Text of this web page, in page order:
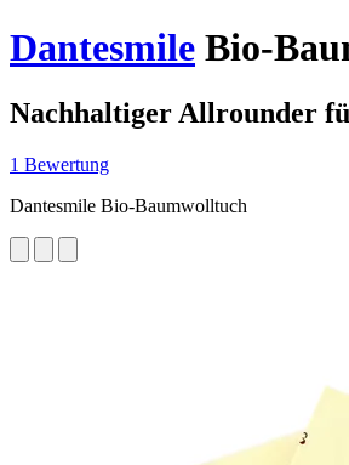
Dantesmile Bio-
Nachhaltiger Allrounder
1 Bewertung
Dantesmile Bio-Baumwolltuch